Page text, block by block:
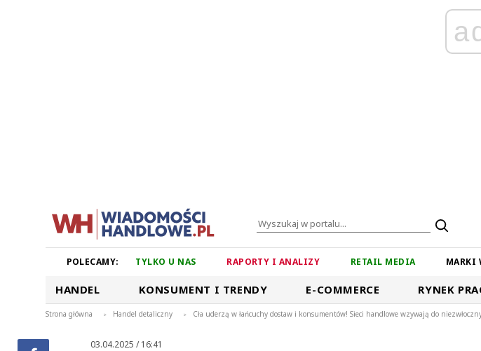
POLECAMY: TYLKO U NAS RAPORTY I ANALIZY RETAIL MEDIA MARKI
HANDEL KONSUMENT I TRENDY E-COMMERCE RYNEK
Strona główna > Handel detaliczny > Cła uderzą w łańcuchy dostaw i konsumentów! Sieci handlowe wzywają do
03.04.2025 / 16:41